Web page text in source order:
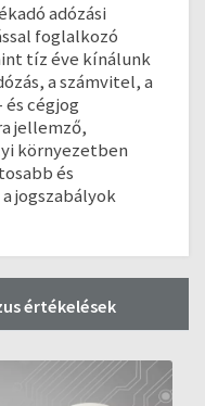
adózási
foglalkozó
tíz éve kínálunk
a számvitel, a
cégjog
jellemző,
környezetben
és
jogszabályok
értékelések